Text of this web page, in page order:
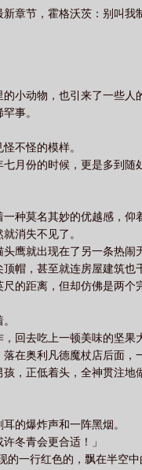
章节，霍格沃茨：别叫我
小动物，也引来了一些人
事。
不怪的模样。
月份的时候，更是多到随
种莫名其妙的优越感，仰
消失不见了。
鹰就出现在了另一条热闹
帽，甚至就连房屋建筑
的距离，但却仿佛是两个
回去吃上一顿美味的坚果
在奥利凡德魔杖店后面，
，正低着头，全神贯注地
的爆炸声和一阵黑烟。
冬青会更合适！」
一行红色的，飘在半空中